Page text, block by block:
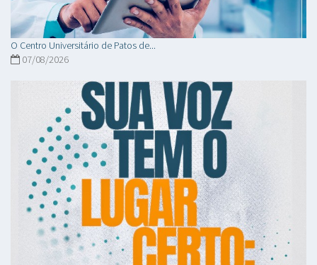
O Centro Universitário de Patos de...
07/08/2026